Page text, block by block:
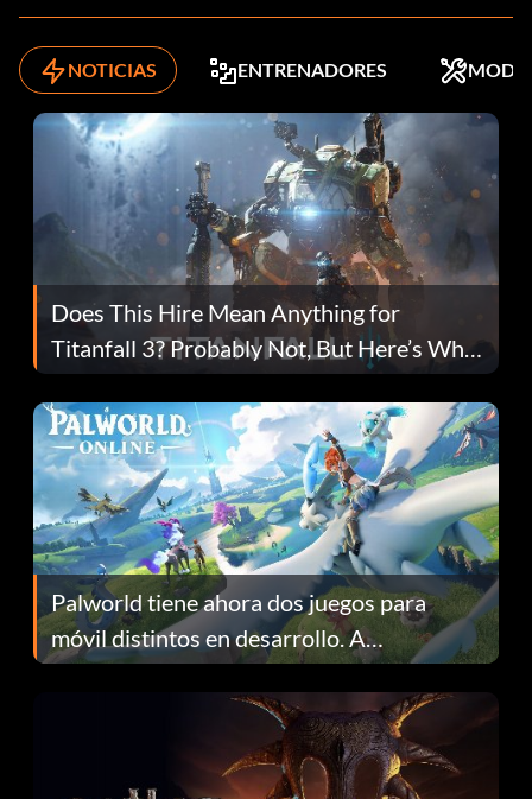
NOTICIAS ENTRENADORES MODS
Does This Hire Mean Anything for
Titanfall 3? Probably Not, But Here’s Why
Fans Are Hopeful
Palworld tiene ahora dos juegos para
móvil distintos en desarrollo. A
continuación te explicamos por qué.